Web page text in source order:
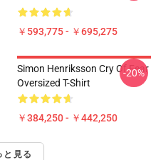
￥593,775 - ￥695,275
Simon Henriksson Cry Of Fear
Oversized T-Shirt
￥384,250 - ￥442,250
-20%
と見る